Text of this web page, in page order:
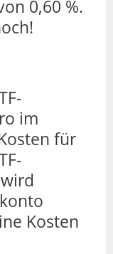
0,60 %.
im
für
Kosten